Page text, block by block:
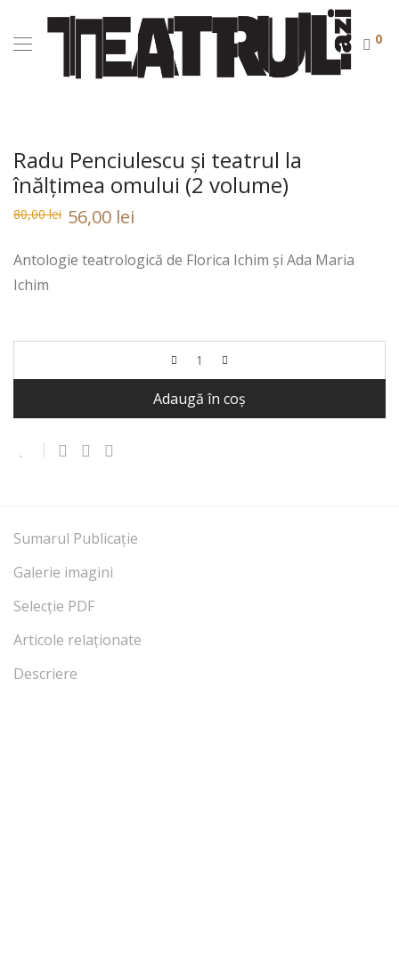
0
Radu Penciulescu și teatrul la
înălțimea omului (2 volume)
Prețul
inițial
fost:
80,00 lei.
80,00lei Prețul
curent
80,00 lei.
56,00 lei
Antologie teatrologică de Florica Ichim și Ada Maria
Ichim
Adaugă în coș
Sumarul Publicație
Galerie imagini
Selecție PDF
Articole relaționate
Descriere